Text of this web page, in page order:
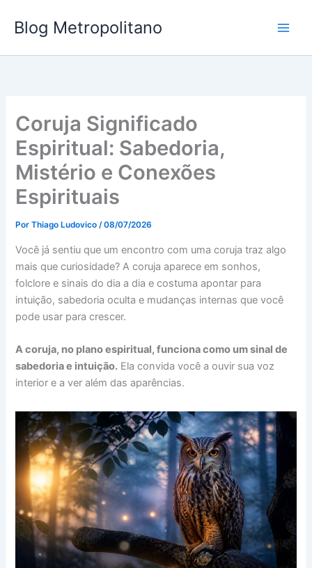
para
conteúdo
Blog Metropolitano
Coruja Significado
Espiritual: Sabedoria,
Mistério e Conexões
Espirituais
PorThiago Ludovico/08/07/2026
Você já sentiu que um encontro com uma coruja traz algo
mais que curiosidade? A coruja aparece em sonhos,
folclore e sinais do dia a dia e costuma apontar para
intuição, sabedoria oculta e mudanças internas que você
pode usar para crescer.
A coruja, no plano espiritual, funciona como um sinal de
sabedoria e intuição. Ela convida você a ouvir sua voz
interior e a ver além das aparências.